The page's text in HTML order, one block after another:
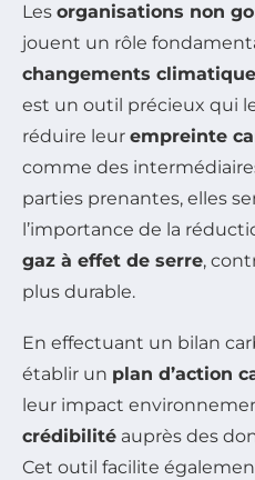
Les organisations non
jouent un rôle
changements
est un outil précieux qui
réduire leur empreinte
comme des
parties prenantes, elles
l’importance de la
gaz à effet de serre,
plus durable.
En effectuant un bilan
établir un plan d’action
leur impact
crédibilité auprès des
Cet outil facilite